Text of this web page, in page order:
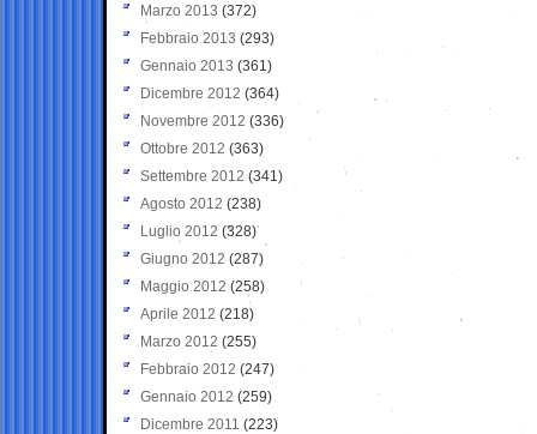
Marzo 2013 (372)
Febbraio 2013 (293)
Gennaio 2013 (361)
Dicembre 2012 (364)
Novembre 2012 (336)
Ottobre 2012 (363)
Settembre 2012 (341)
Agosto 2012 (238)
Luglio 2012 (328)
Giugno 2012 (287)
Maggio 2012 (258)
Aprile 2012 (218)
Marzo 2012 (255)
Febbraio 2012 (247)
Gennaio 2012 (259)
Dicembre 2011 (223)